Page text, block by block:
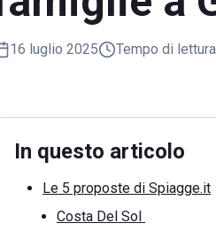
16 luglio 2025 Tempo di
In questo articolo
Le 5 proposte di Spiagge.it
Costa Del Sol